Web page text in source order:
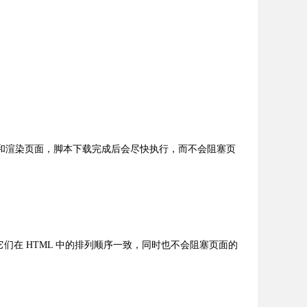
渲染页面，脚本下载完成后会尽快执行，而不会阻塞页
在 HTML 中的排列顺序一致，同时也不会阻塞页面的